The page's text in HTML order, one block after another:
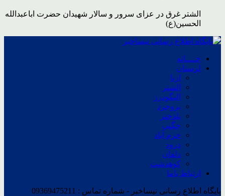
الشتر غرق در عزای سرور و سالار شهیدان حضرت اباعبدالله
الحسین(ع)
خــــانه
لرستان
ازنا
الشتر
الیگودرز
بروجرد
پلدختر
چگنی
خرم آباد
درود
دلفان
کوهدشت
ارتباط باما
پایگاه اطلاع رسانی نیساخبر - شماره تماس : 09369475211